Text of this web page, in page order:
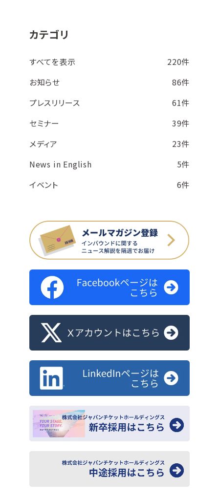
カテゴリ
すべてを表示
220件
お知らせ
86件
プレスリリース
61件
セミナー
39件
メディア
23件
News in English
5件
イベント
6件